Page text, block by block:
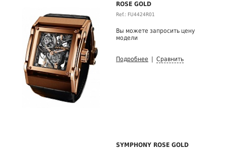
ROSE GOLD
Ref.: FU4424R01
Вы можете запросить цену
модели
Подробнее Сравнить
SYMPHONY ROSE GOLD